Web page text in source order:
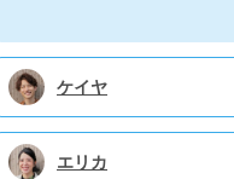
ケイヤ
エリカ